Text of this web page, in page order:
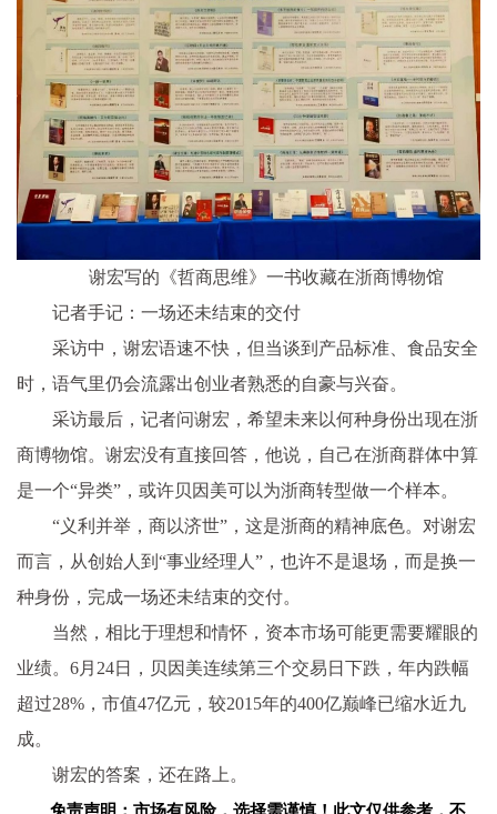
谢宏写的《哲商思维》一书收藏在浙商博物馆
记者手记：一场还未结束的交付
采访中，谢宏语速不快，但当谈到产品标准、食品安全
时，语气里仍会流露出创业者熟悉的自豪与兴奋。
采访最后，记者问谢宏，希望未来以何种身份出现在浙
商博物馆。谢宏没有直接回答，他说，自己在浙商群体中算
是一个“异类”，或许贝因美可以为浙商转型做一个样本。
“义利并举，商以济世”，这是浙商的精神底色。对谢宏
而言，从创始人到“事业经理人”，也许不是退场，而是换一
种身份，完成一场还未结束的交付。
当然，相比于理想和情怀，资本市场可能更需要耀眼的
业绩。6月24日，贝因美连续第三个交易日下跌，年内跌幅
超过28%，市值47亿元，较2015年的400亿巅峰已缩水近九
成。
谢宏的答案，还在路上。